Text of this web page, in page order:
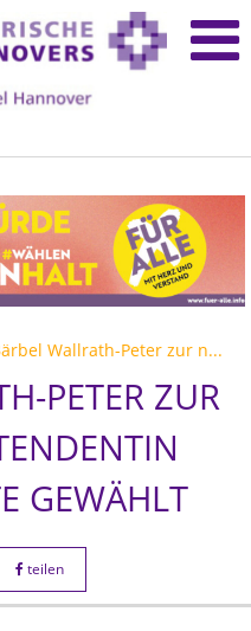
Wallrath-Peter zur n...
PETER ZUR
GEWÄHLT
teilen